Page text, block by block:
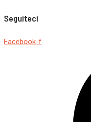
Seguiteci
Facebook-f